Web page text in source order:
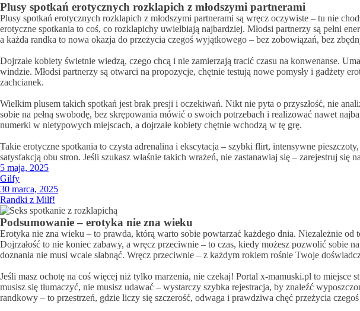
Plusy spotkań erotycznych rozklapich z młodszymi partnerami
Plusy spotkań erotycznych rozklapich z młodszymi partnerami są wręcz oczywiste – tu nie
erotyczne spotkania to coś, co rozklapichy uwielbiają najbardziej. Młodsi partnerzy są pełni
a każda randka to nowa okazja do przeżycia czegoś wyjątkowego – bez zobowiązań, bez
Dojrzałe kobiety świetnie wiedzą, czego chcą i nie zamierzają tracić czasu na konwenanse.
windzie. Młodsi partnerzy są otwarci na propozycje, chętnie testują nowe pomysły i gadżety
zachcianek.
Wielkim plusem takich spotkań jest brak presji i oczekiwań. Nikt nie pyta o przyszłość, nie
sobie na pełną swobodę, bez skrępowania mówić o swoich potrzebach i realizować nawet
numerki w nietypowych miejscach, a dojrzałe kobiety chętnie wchodzą w tę grę.
Takie erotyczne spotkania to czysta adrenalina i ekscytacja – szybki flirt, intensywne
satysfakcją obu stron. Jeśli szukasz właśnie takich wrażeń, nie zastanawiaj się – zarejestruj
5 maja, 2025
Gilfy
30 marca, 2025
Randki z Milf!
Podsumowanie – erotyka nie zna wieku
Erotyka nie zna wieku – to prawda, którą warto sobie powtarzać każdego dnia. Niezależnie od
Dojrzałość to nie koniec zabawy, a wręcz przeciwnie – to czas, kiedy możesz pozwolić sobie
doznania nie musi wcale słabnąć. Wręcz przeciwnie – z każdym rokiem rośnie Twoje
Jeśli masz ochotę na coś więcej niż tylko marzenia, nie czekaj! Portal x-mamuski.pl to
musisz się tłumaczyć, nie musisz udawać – wystarczy szybka rejestracja, by znaleźć
randkowy – to przestrzeń, gdzie liczy się szczerość, odwaga i prawdziwa chęć przeżycia